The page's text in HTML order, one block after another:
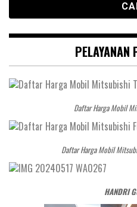
Daftar Harga Mobil
Daftar Harga Mobil
HANDRI